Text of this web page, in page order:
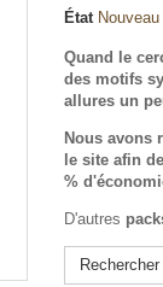
État Nouveau
Quand le
des motifs
allures un
Nous avons
le site afin
%
D'autres